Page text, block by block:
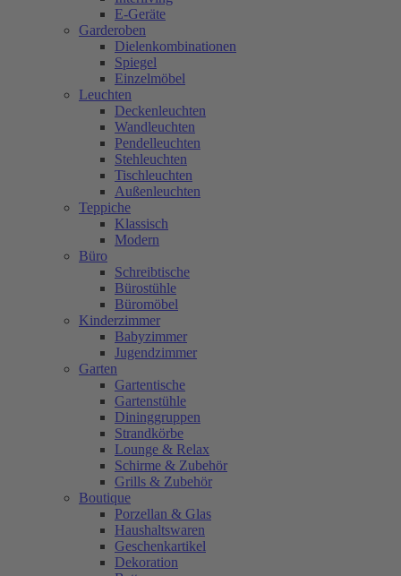
E-Geräte
Garderoben
Dielenkombinationen
Spiegel
Einzelmöbel
Leuchten
Deckenleuchten
Wandleuchten
Pendelleuchten
Stehleuchten
Tischleuchten
Außenleuchten
Teppiche
Klassisch
Modern
Büro
Schreibtische
Bürostühle
Büromöbel
Kinderzimmer
Babyzimmer
Jugendzimmer
Garten
Gartentische
Gartenstühle
Dininggruppen
Strandkörbe
Lounge & Relax
Schirme & Zubehör
Grills & Zubehör
Boutique
Porzellan & Glas
Haushaltswaren
Geschenkartikel
Dekoration